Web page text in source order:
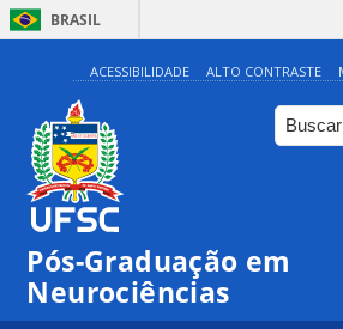
BRASIL
ACESSIBILIDADE ALTO CONTRASTE
Pós-Graduação em
Neurociências